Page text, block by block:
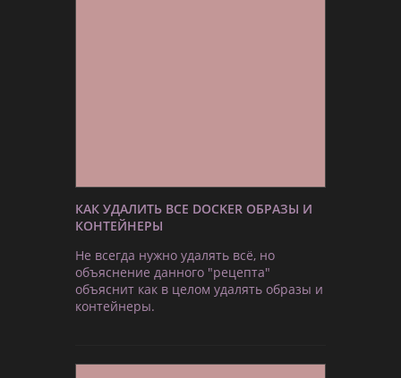
КАК УДАЛИТЬ ВСЕ DOCKER ОБРАЗЫ И
КОНТЕЙНЕРЫ
Не всегда нужно удалять всё, но
объяснение данного "рецепта"
объяснит как в целом удалять образы и
контейнеры.